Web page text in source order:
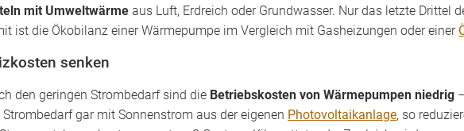
mit Umweltwärme aus Luft, Erdreich oder Grundwasser. Nur das letzte Drittel
ist die Ökobilanz einer Wärmepumpe im Vergleich mit Gasheizungen oder einer
senken
den geringen Strombedarf sind die Betriebskosten von Wärmepumpen niedrig
Strombedarf gar mit Sonnenstrom aus der eigenen Photovoltaikanlage, so